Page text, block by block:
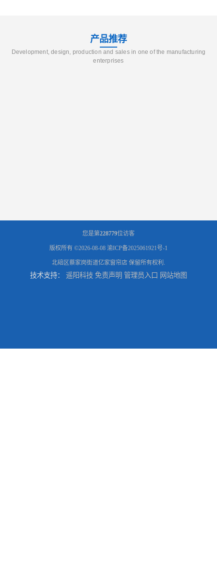
产品推荐
Development, design, production and sales in one of the manufacturing
enterprises
您是第228779位访客
版权所有 ©2026-08-08 渝ICP备2025061921号-1
北碚区蔡家岗街道亿家窗帘店 保留所有权利.
技术支持： 遥阳科技 免责声明 管理员入口 网站地图